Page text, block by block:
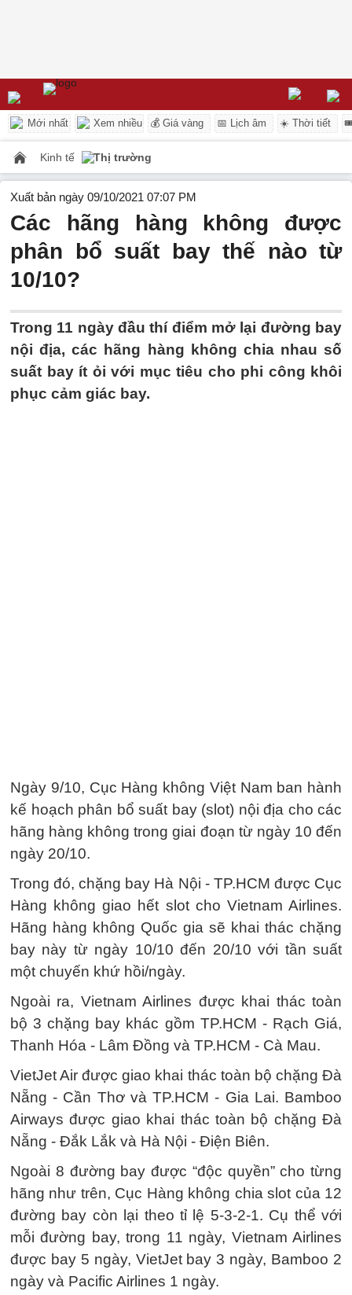
Mới nhất Xem nhiều 💰 Giá vàng 📅 Lịch âm ☀️ Thời tiết
Kinh tế Thị trường
Xuất bản ngày 09/10/2021 07:07 PM
Các hãng hàng không được
phân bổ suất bay thế nào từ
10/10?
Trong 11 ngày đầu thí điểm mở lại đường bay
nội địa, các hãng hàng không chia nhau số
suất bay ít ỏi với mục tiêu cho phi công khôi
phục cảm giác bay.
Ngày 9/10, Cục Hàng không Việt Nam ban hành
kế hoạch phân bổ suất bay (slot) nội địa cho các
hãng hàng không trong giai đoạn từ ngày 10 đến
ngày 20/10.
Trong đó, chặng bay Hà Nội - TP.HCM được Cục
Hàng không giao hết slot cho Vietnam Airlines.
Hãng hàng không Quốc gia sẽ khai thác chặng
bay này từ ngày 10/10 đến 20/10 với tần suất
một chuyến khứ hồi/ngày.
Ngoài ra, Vietnam Airlines được khai thác toàn
bộ 3 chặng bay khác gồm TP.HCM - Rạch Giá,
Thanh Hóa - Lâm Đồng và TP.HCM - Cà Mau.
VietJet Air được giao khai thác toàn bộ chặng Đà
Nẵng - Cần Thơ và TP.HCM - Gia Lai. Bamboo
Airways được giao khai thác toàn bộ chặng Đà
Nẵng - Đắk Lắk và Hà Nội - Điện Biên.
Ngoài 8 đường bay được “độc quyền” cho từng
hãng như trên, Cục Hàng không chia slot của 12
đường bay còn lại theo tỉ lệ 5-3-2-1. Cụ thể với
mỗi đường bay, trong 11 ngày, Vietnam Airlines
được bay 5 ngày, VietJet bay 3 ngày, Bamboo 2
ngày và Pacific Airlines 1 ngày.